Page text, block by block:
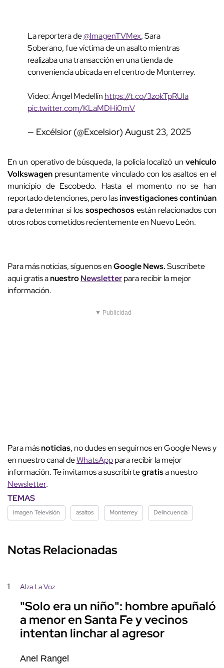
La reportera de@ImagenTVMex, Sara
Soberano, fue víctima de un asalto mientras
realizaba una transacción en una tienda de
conveniencia ubicada en el centro de Monterrey.
Video: Ángel Medellín https://t.co/3zokTpRUIa
pic.twitter.com/KLaMDHi0mV
— Excélsior (@Excelsior) August 23, 2025
En un operativo de búsqueda, la policía localizó un vehículo
Volkswagen presuntamente vinculado con los asaltos en el
municipio de Escobedo. Hasta el momento no se han
reportado detenciones, pero lasinvestigaciones continúan
para determinar si los sospechososestán relacionados con
otros robos cometidos recientemente en Nuevo León.
Para más noticias, síguenos enGoogle News.Suscríbete
aquí gratis anuestroNewsletterpara recibir la mejor
información.
▼ Publicidad
Para másnoticias, no dudes en seguirnos en Google News y
en nuestro canal deWhatsApppara recibir la mejor
información. Te invitamos a suscribirtegratisa nuestro
Newsletter.
TEMAS
Imagen Televisión asaltos Monterrey Delincuencia
Notas Relacionadas
1 Alza La Voz
"Solo era un niño": hombre apuñaló
a menor en Santa Fe y vecinos
intentan linchar al agresor
Anel Rangel